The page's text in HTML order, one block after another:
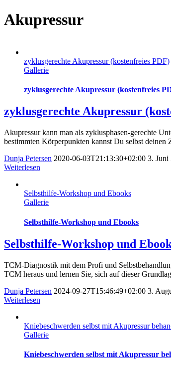
Akupressur
zyklusgerechte Akupressur (kostenfreies PDF)
Gallerie
zyklusgerechte Akupressur (kostenfreies
zyklusgerechte Akupressur
Akupressur kann man als zyklusphasen-gerechte
bestimmten Körperpunkten kannst Du selbst deinen
Dunja Petersen 2020-06-03T21:13:30+02:00 3. Juni
Weiterlesen
Selbsthilfe-Workshop und Ebooks
Gallerie
Selbsthilfe-Workshop und Ebooks
Selbsthilfe-Workshop und
TCM-Diagnostik mit dem Profi und
TCM heraus und lernen Sie, sich auf dieser
Dunja Petersen 2024-09-27T15:46:49+02:00 3.
Weiterlesen
Kniebeschwerden selbst mit Akupressur
Gallerie
Kniebeschwerden selbst mit Akupressur